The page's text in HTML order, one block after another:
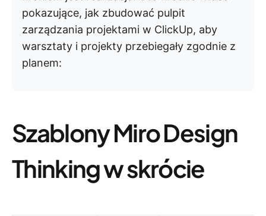
pokazujące, jak zbudować pulpit
zarządzania projektami w ClickUp, aby
warsztaty i projekty przebiegały zgodnie z
planem:
Szablony Miro Design
Thinking w skrócie